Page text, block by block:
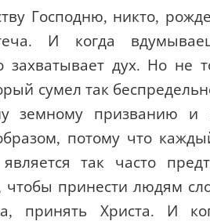
Господню, никто,
И когда
захватывает дух. Но не
сумел так
земному призванию и
потому что
так часто
чтобы принести людям
принять Христа. И